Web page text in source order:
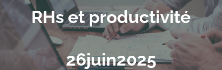
RHs et productivité
26juin2025